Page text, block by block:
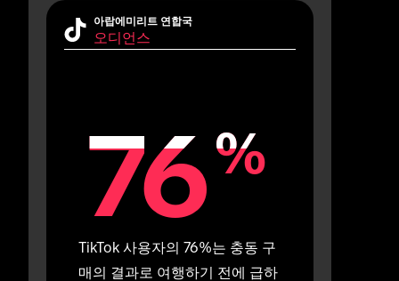
아랍에미리트 연합국
오디언스
76%
76%
TikTok 사용자의 76%는 충동 구
매의 결과로 여행하기 전에 급하